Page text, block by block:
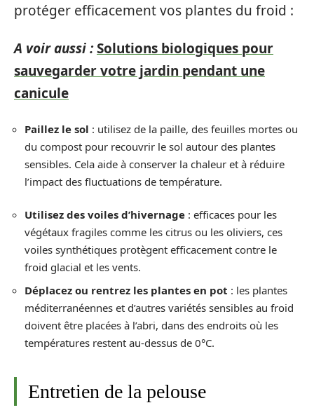
protéger efficacement vos plantes du froid :
A voir aussi :Solutions biologiques pour
sauvegarder votre jardin pendant une
canicule
Paillez le sol : utilisez de la paille, des feuilles mortes ou
du compost pour recouvrir le sol autour des plantes
sensibles. Cela aide à conserver la chaleur et à réduire
l’impact des fluctuations de température.
Utilisez des voiles d’hivernage : efficaces pour les
végétaux fragiles comme les citrus ou les oliviers, ces
voiles synthétiques protègent efficacement contre le
froid glacial et les vents.
Déplacez ou rentrez les plantes en pot : les plantes
méditerranéennes et d’autres variétés sensibles au froid
doivent être placées à l’abri, dans des endroits où les
températures restent au-dessus de 0°C.
Entretien de la pelouse